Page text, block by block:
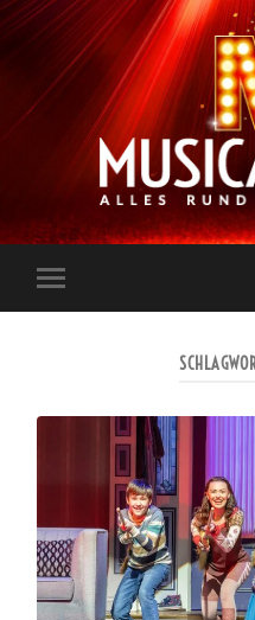
Mobile-
Menü